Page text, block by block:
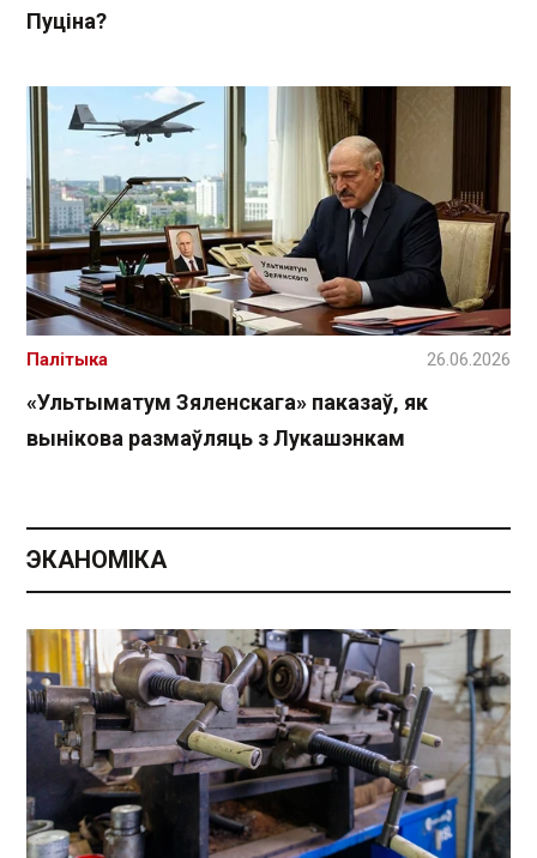
Пуціна?
«Ультыматум Зяленскага» паказаў, як
вынікова размаўляць з Лукашэнкам
Палітыка 26.06.2026
ЭКАНОМІКА